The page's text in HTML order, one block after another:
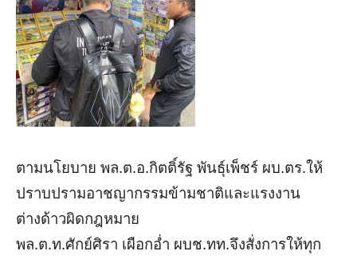
ตามนโยบาย พล.ต.อ.กิตติ์รัฐ พันธุ์เพ็ชร์ ผบ.ตร.ให้
ปราบปรามอาชญากรรมข้ามชาติและแรงงาน
ต่างด้าวผิดกฎหมาย
พล.ต.ท.ศักย์ศิรา เผือกอ่ำ ผบช.ทท.จึงสั่งการให้ทุก